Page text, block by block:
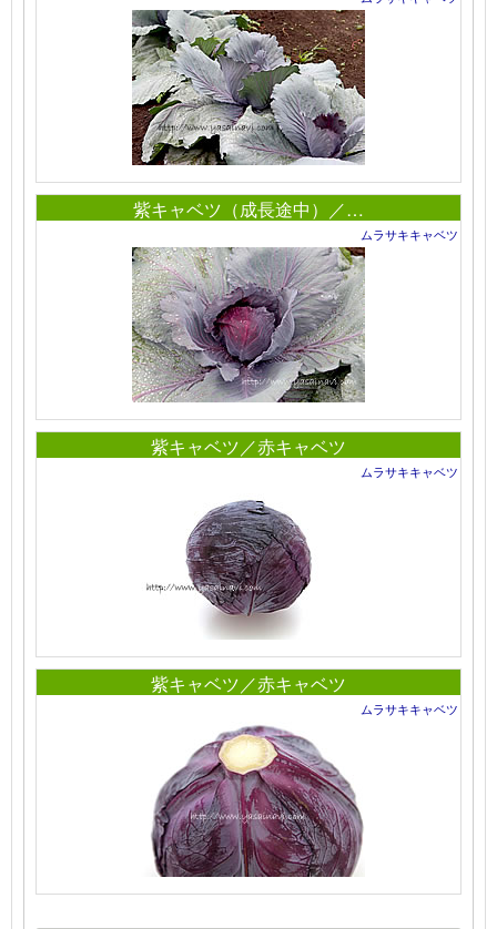
紫キャベツ（成長途中）／…
ムラサキキャベツ
紫キャベツ／赤キャベツ
ムラサキキャベツ
紫キャベツ／赤キャベツ
ムラサキキャベツ